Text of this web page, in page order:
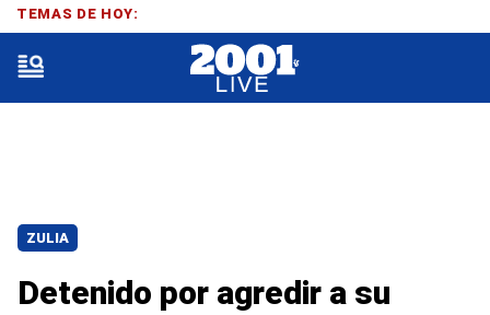
ZULIA
Detenido por agredir a su
TEMAS DE HOY: